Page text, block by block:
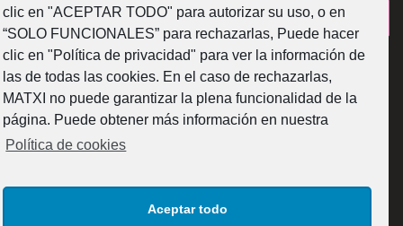
clic en "ACEPTAR TODO" para autorizar su uso, o en
“SOLO FUNCIONALES” para rechazarlas, Puede hacer
clic en "Política de privacidad" para ver la información de
las de todas las cookies. En el caso de rechazarlas,
MATXI no puede garantizar la plena funcionalidad de la
página. Puede obtener más información en nuestra
Política de cookies
Aceptar todo
¿Como fabricamos?